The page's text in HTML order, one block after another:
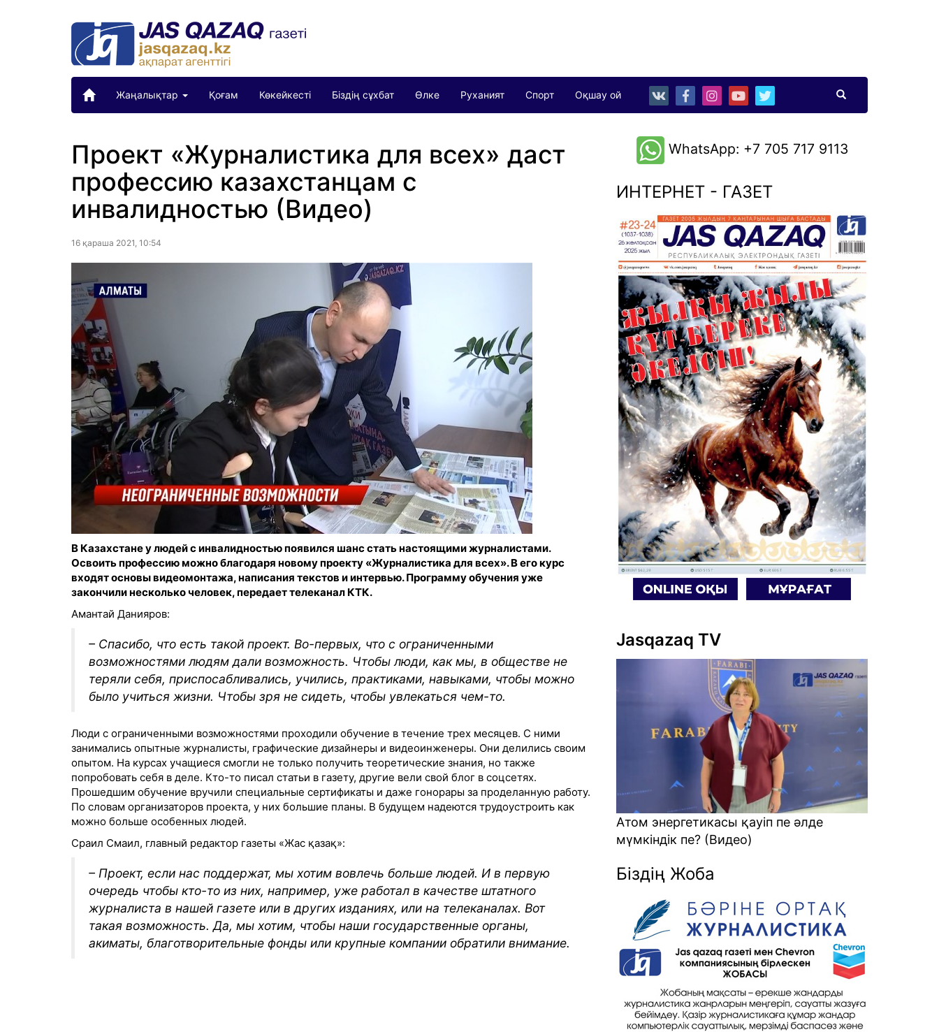
Жаңалықтар Қоғам Көкейкесті Біздің сұхбат Өлке Руханият Спорт Оқшау ой
Проект «Журналистика для всех» даст
профессию казахстанцам с
инвалидностью (Видео)
16 қараша 2021, 10:54
В Казахстане у людей с инвалидностью появился шанс стать настоящими журналистами.
Освоить профессию можно благодаря новому проекту «Журналистика для всех». В его курс
входят основы видеомонтажа, написания текстов и интервью. Программу обучения уже
закончили несколько человек, передает телеканал КТК.
Амантай Данияров:
– Спасибо, что есть такой проект. Во-первых, что с ограниченными
возможностями людям дали возможность. Чтобы люди, как мы, в обществе не
теряли себя, приспосабливались, учились, практиками, навыками, чтобы можно
было учиться жизни. Чтобы зря не сидеть, чтобы увлекаться чем-то.
Люди с ограниченными возможностями проходили обучение в течение трех месяцев. С ними
занимались опытные журналисты, графические дизайнеры и видеоинженеры. Они делились своим
опытом. На курсах учащиеся смогли не только получить теоретические знания, но также
попробовать себя в деле. Кто-то писал статьи в газету, другие вели свой блог в соцсетях.
Прошедшим обучение вручили специальные сертификаты и даже гонорары за проделанную работу.
По словам организаторов проекта, у них большие планы. В будущем надеются трудоустроить как
можно больше особенных людей.
Сраил Смаил, главный редактор газеты «Жас қазақ»:
– Проект, если нас поддержат, мы хотим вовлечь больше людей. И в первую
очередь чтобы кто-то из них, например, уже работал в качестве штатного
журналиста в нашей газете или в других изданиях, или на телеканалах. Вот
такая возможность. Да, мы хотим, чтобы наши государственные органы,
акиматы, благотворительные фонды или крупные компании обратили внимание.
WhatsApp: +7 705 717 9113
ИНТЕРНЕТ - ГАЗЕТ
Jasqazaq TV
Атом энергетикасы қауіп пе әлде
мүмкіндік пе? (Видео)
Алаяқтарға кеткен ақшаны
Біздің Жоба